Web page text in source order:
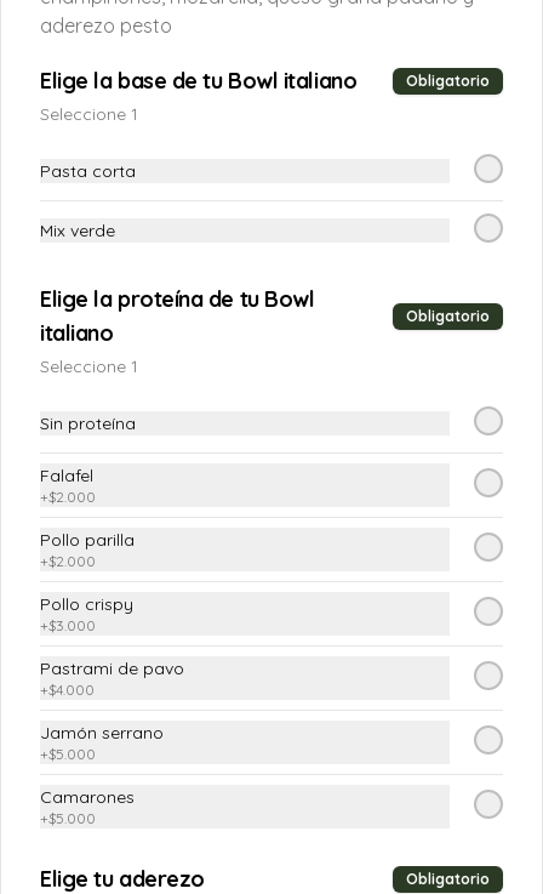
Limonada natural
Limonada natural de 250ml
$6.900
Soda de frutos rojos
Soda de frutos rojos de 250ml
Postres
aderezo pesto
Elige la base de tu Bowl italiano Obligatorio
Seleccione 1
Pasta corta
Mix verde
Elige la proteína de tu Bowl
italiano
Obligatorio
Seleccione 1
Sin proteína
Falafel
+$2.000
Pollo parilla
+$2.000
Pollo crispy
+$3.000
Pastrami de pavo
+$4.000
Jamón serrano
+$5.000
Camarones
+$5.000
Elige tu aderezo Obligatorio